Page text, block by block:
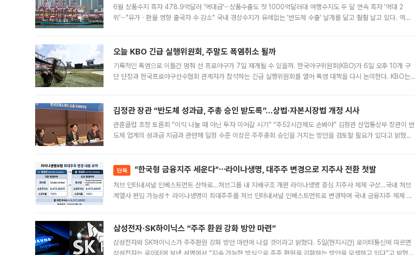
6월 상품수지 흑자 478.9억달러 '역대급'⋯상품수출도 첫 1000억달러대 여행수지도 두 달 연속 흑자 '역대 2
위'⋯"유가ㆍ환율 영향 출국자 수 감소" 국내 경상수지가 유례없는 '반도체 수출' 날개를 달고 훨훨 날고 있다. 역대
오늘 KBO 긴급 실행위원회, 주말도 폭염취소 될까
기록적인 폭염으로 이틀간 멈춰 선 프로야구가 7일 재개될 수 있을까. 한국야구위원회(KBO)가 6일 오후 10개 구
단 단장과 한국프로야구선수협회 관계자가 참석하는 긴급 실행위원회를 열어 폭염 대책을 다시 논의한다. KBO는
김정관 장관 “반도체 성과급, 주총 승인 받도록”…상법·자본시장법 개정 시사
관훈클럽 초청 토론회 “이익 나눌 때 아닌 투자 이어갈 시기” “주52시간제도 손봐야” 김정관 산업통상부 장관이 반
도체 업계의 성과급 지급과 관련해 일정 수준 이상은 주주총회 승인을 거치는 방안을 검토할 필요가 있다고 밝혔다.
단독 "한국형 금융지주 세운다"⋯라이나생명, 대주주 변경으로 지주사 전환 첫발
처브 인터내셔널 인베스트먼트 산하로…처브그룹 내 지배구조 개편 라이나생명 중심 지주사 체제 구상…국내 처브
계열사 편입 가능성↑ 라이나생명이 최대주주를 처브 인터내셔널 인베스트먼트로 변경하며 국내 금융지주 체제 구
삼성전자·SK하이닉스 “주주 환원 강화 방안 마련”
삼성전자와 SK하이닉스가 주주환원 강화 방안 마련에 나설 것이라고 밝혔다. 5일(현지시간) 로이터통신에 따르면
삼성전자는 로이터에 보낸 성명에서 “지속 가능한 방식으로 주주 환원을 강화하는 방안을 모색하고 있다”고 밝혔다.